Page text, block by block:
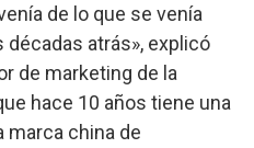
de lo que se venía
atrás», explicó
de marketing de la
hace 10 años tiene una
marca china de